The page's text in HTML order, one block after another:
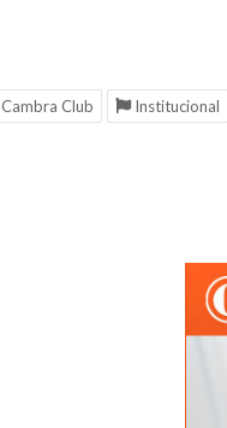
Cambra Club Institucional